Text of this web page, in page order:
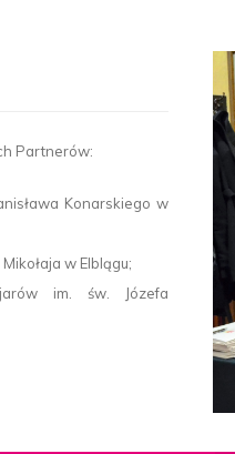
Partnerów:
Konarskiego w
w Elblągu;
im. św. Józefa